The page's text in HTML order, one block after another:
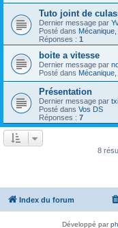
Tuto joint de
Dernier message par
Posté dans
Réponses : 1
boite a vitesse
Dernier message par
Posté dans
Présentation
Dernier message par
Posté dans Vos DS
Réponses : 7
8
Index du forum
Développé par